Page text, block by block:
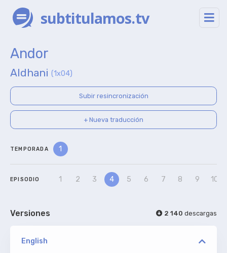
subtitulamos.tv
Andor
Aldhani (1x04)
Subir resincronización
+ Nueva traducción
TEMPORADA 1
EPISODIO 1 2 3 4 5 6 7 8 9 10
Versiones 2 140 descargas
English